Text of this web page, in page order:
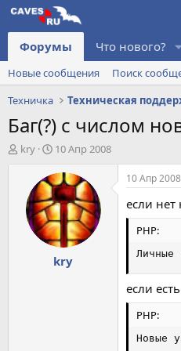
Форумы Что нового?
Новые сообщения
Поиск
Техничка
Техническая
Баг(?) с числом
А
kry
Д
т
а
н
а
ч
а
л
10 Апр 2008
kry
10 Апр 2008
если нет
PHP:
Личные
если
PHP:
Новые